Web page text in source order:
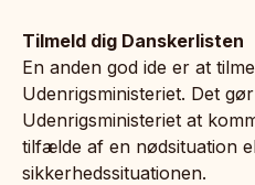
Tilmeld dig Danskerlisten
En anden god ide er at
Udenrigsministeriet. Det
Udenrigsministeriet at
tilfælde af en nødsituation
sikkerhedssituationen.